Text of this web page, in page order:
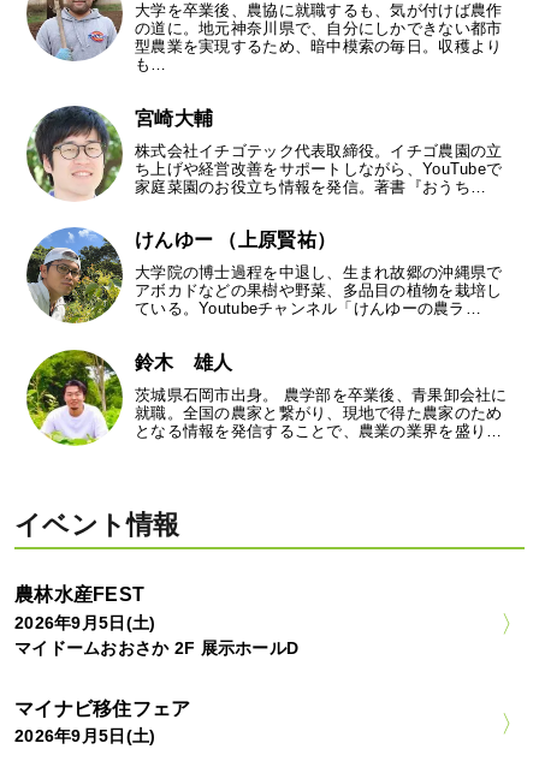
大学を卒業後、農協に就職するも、気が付けば農作
の道に。地元神奈川県で、自分にしかできない都市
型農業を実現するため、暗中模索の毎日。収穫より
も…
宮崎大輔
株式会社イチゴテック代表取締役。イチゴ農園の立
ち上げや経営改善をサポートしながら、YouTubeで
家庭菜園のお役立ち情報を発信。著書『おうち…
けんゆー （上原賢祐）
大学院の博士過程を中退し、生まれ故郷の沖縄県で
アボカドなどの果樹や野菜、多品目の植物を栽培し
ている。Youtubeチャンネル「けんゆーの農ラ…
鈴木 雄人
茨城県石岡市出身。 農学部を卒業後、青果卸会社に
就職。全国の農家と繋がり、現地で得た農家のため
となる情報を発信することで、農業の業界を盛り…
イベント情報
農林水産FEST
2026年9月5日(土)
マイドームおおさか 2F 展示ホールD
マイナビ移住フェア
2026年9月5日(土)